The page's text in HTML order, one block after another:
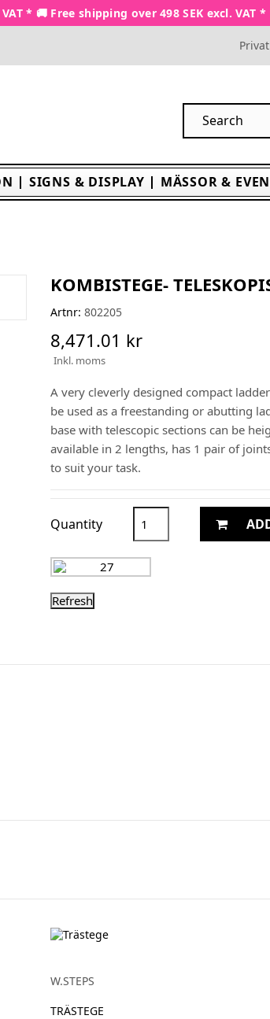
* 🚚 Free shipping over 498 SEK excl. VAT *
Privat
SIGNS & DISPLAY MÄSSOR &
KOMBISTEGE-
Artnr: 802205
8,471.01 kr
Inkl. moms
A very cleverly designed compact
be used as a freestanding or abutting
base with telescopic sections can be
available in 2 lengths, has 1 pair of
to suit your task.
Quantity
W.STEPS
TRÄSTEGE